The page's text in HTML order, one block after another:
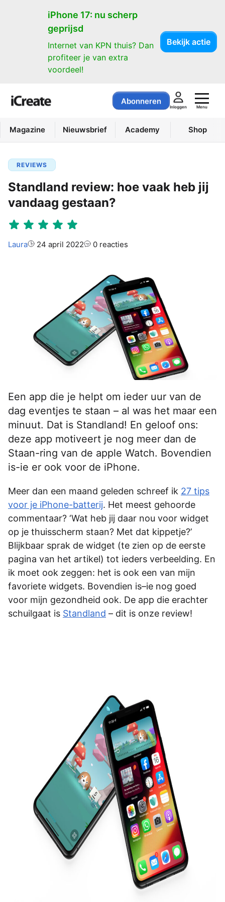
iPhone 17: nu scherp
geprijsd
Internet van KPN thuis? Dan
profiteer je van extra
voordeel!
Bekijk actie
Abonneren
Inloggen Menu
Magazine Nieuwsbrief Academy Shop
REVIEWS
Standland review: hoe vaak heb jij
vandaag gestaan?
Auteur:
Laura 24 april 2022 0 reacties
Een app die je helpt om ieder uur van de
dag eventjes te staan – al was het maar een
minuut. Dat is Standland! En geloof ons:
deze app motiveert je nog meer dan de
Staan-ring van de apple Watch. Bovendien
is-ie er ook voor de iPhone.
Meer dan een maand geleden schreef ik 27 tips
voor je iPhone-batterij. Het meest gehoorde
commentaar? ‘Wat heb jij daar nou voor widget
op je thuisscherm staan? Met dat kippetje?’
Blijkbaar sprak de widget (te zien op de eerste
pagina van het artikel) tot ieders verbeelding. En
ik moet ook zeggen: het is ook een van mijn
favoriete widgets. Bovendien is–ie nog goed
voor mijn gezondheid ook. De app die erachter
schuilgaat is Standland – dit is onze review!